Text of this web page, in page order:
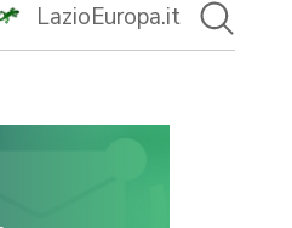
LazioEuropa.it